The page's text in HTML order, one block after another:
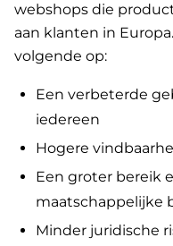
webshops die
aan klanten in
volgende op:
Een verbeterde
iedereen
Hogere
Een groter bereik
maatschappelijke
Minder juridische